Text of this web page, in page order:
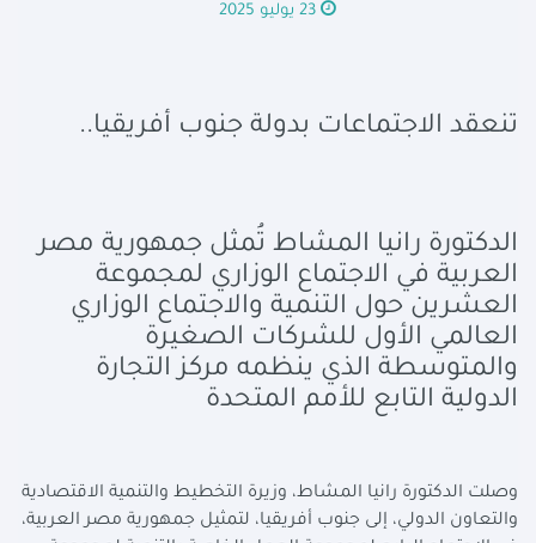
23 يوليو 2025
تنعقد الاجتماعات بدولة جنوب أفريقيا..
الدكتورة رانيا المشاط تُمثل جمهورية مصر
العربية في الاجتماع الوزاري لمجموعة
العشرين حول التنمية والاجتماع الوزاري
العالمي الأول للشركات الصغيرة
والمتوسطة الذي ينظمه مركز التجارة
الدولية التابع للأمم المتحدة
وصلت الدكتورة رانيا المشاط، وزيرة التخطيط والتنمية الاقتصادية
والتعاون الدولي، إلى جنوب أفريقيا، لتمثيل جمهورية مصر العربية،